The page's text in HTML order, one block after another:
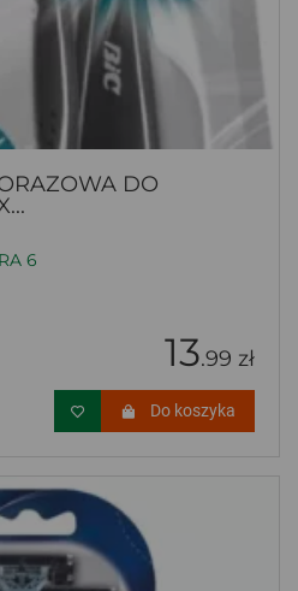
DO
6
13.99 zł
Do koszyka